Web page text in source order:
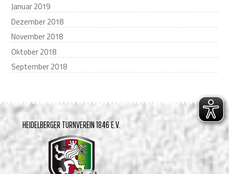
Januar 2019
Dezember 2018
November 2018
Oktober 2018
September 2018
HEIDELBERGER TURNVEREIN 1846 E.V.